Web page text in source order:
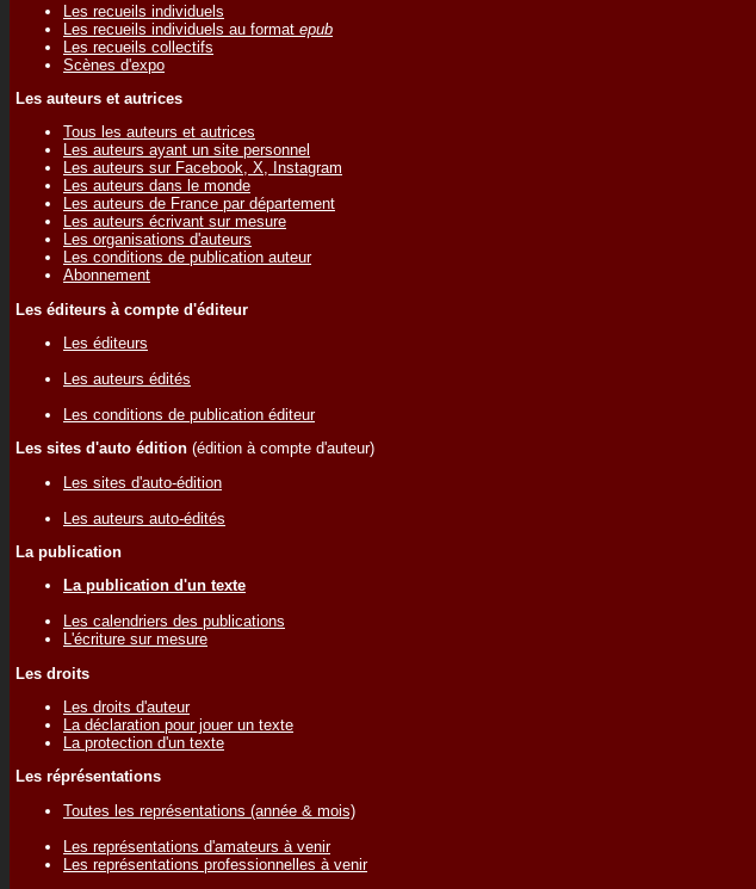
Les recueils individuels
Les recueils individuels au format epub
Les recueils collectifs
Scènes d'expo
Les auteurs et autrices
Tous les auteurs et autrices
Les auteurs ayant un site personnel
Les auteurs sur Facebook, X, Instagram
Les auteurs dans le monde
Les auteurs de France par département
Les auteurs écrivant sur mesure
Les organisations d'auteurs
Les conditions de publication auteur
Abonnement
Les éditeurs à compte d'éditeur
Les éditeurs
Les auteurs édités
Les conditions de publication éditeur
Les sites d'auto édition (édition à compte d'auteur)
Les sites d'auto-édition
Les auteurs auto-édités
La publication
La publication d'un texte
Les calendriers des publications
L'écriture sur mesure
Les droits
Les droits d'auteur
La déclaration pour jouer un texte
La protection d'un texte
Les réprésentations
Toutes les représentations (année & mois)
Les représentations d'amateurs à venir
Les représentations professionnelles à venir